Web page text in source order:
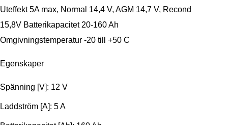
Uteffekt 5A max, Normal 14,4 V, AGM 14,7 V, Recond
15,8V Batterikapacitet 20-160 Ah
Omgivningstemperatur -20 till +50 C
Egenskaper
Spänning [V]: 12 V
Laddström [A]: 5 A